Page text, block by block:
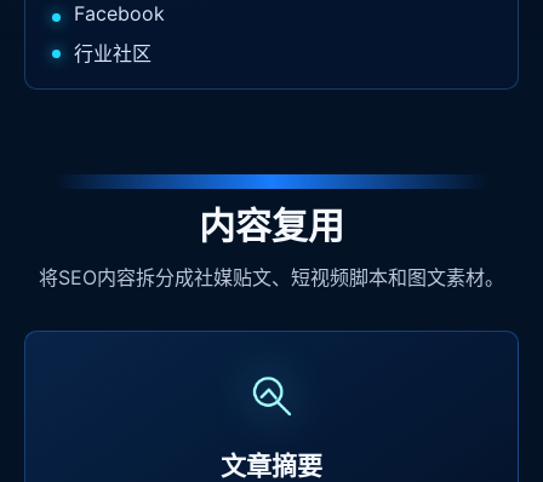
Facebook
行业社区
内容复用
将SEO内容拆分成社媒贴文、短视频脚本和图文素材。
文章摘要